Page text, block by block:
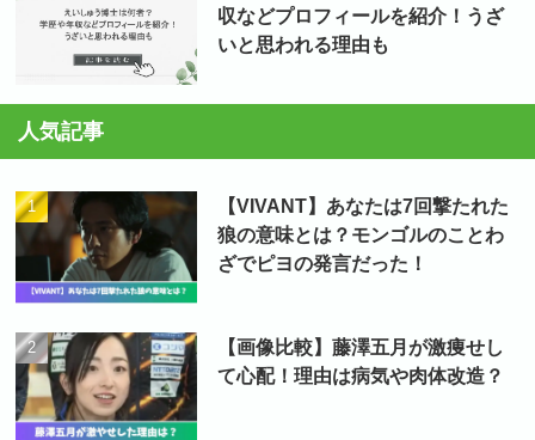
収などプロフィールを紹介！うざ
いと思われる理由も
人気記事
【VIVANT】あなたは7回撃たれた
狼の意味とは？モンゴルのことわ
ざでピヨの発言だった！
【画像比較】藤澤五月が激痩せし
て心配！理由は病気や肉体改造？